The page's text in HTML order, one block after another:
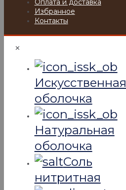
Оплата и доставка
Избранное
Контакты
✕
Искусcтвенная
оболочка
Натуральная
оболочка
Соль
нитритная